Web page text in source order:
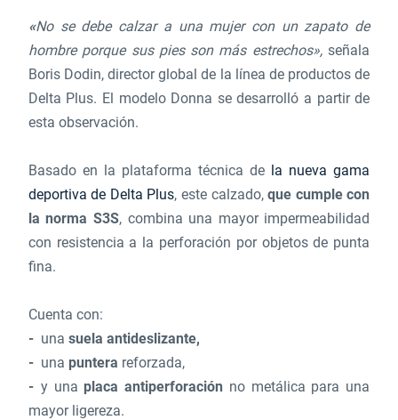
«No se debe calzar a una mujer con un zapato de
hombre porque sus pies son más estrechos»,señala
Boris Dodin, director global de la línea de productos de
Delta Plus. El modelo Donna se desarrolló a partir de
esta observación.
Basado en la plataforma técnica de la nueva gama
deportiva de Delta Plus, este calzado,que cumple con
la norma S3S, combina una mayor impermeabilidad
con resistencia a la perforación por objetos de punta
fina.
Cuenta con:
una suela antideslizante,
una puntera reforzada,
y una placa antiperforación no metálica para una
mayor ligereza.